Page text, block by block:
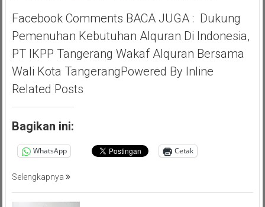
Saga
Ichsan,
Apresiasi
Giat
Facebook Comments BACA JUGA : Dukung
Pemenuhan Kebutuhan Alquran Di Indonesia,
PT IKPP Tangerang Wakaf Alquran Bersama
Wali Kota TangerangPowered By Inline
Related Posts
Bagikan ini:
WhatsApp Cetak
Selengkapnya